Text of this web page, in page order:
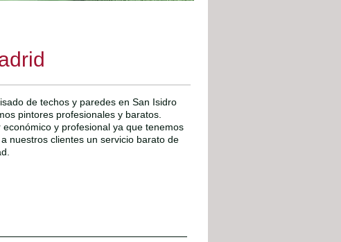
de techos y paredes en San Isidro
pintores profesionales y baratos.
y profesional ya que tenemos
nuestros clientes un servicio barato de